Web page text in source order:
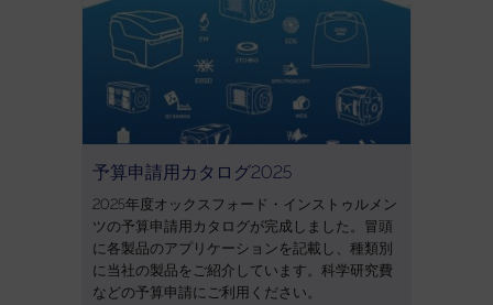
予算申請用カタログ2025
2025年度オックスフォード・インストゥルメン
ツの予算申請用カタログが完成しました。冒頭
に各製品のアプリケーションを記載し、種類別
に当社の製品をご紹介しています。科学研究費
などの予算申請にご利用ください。